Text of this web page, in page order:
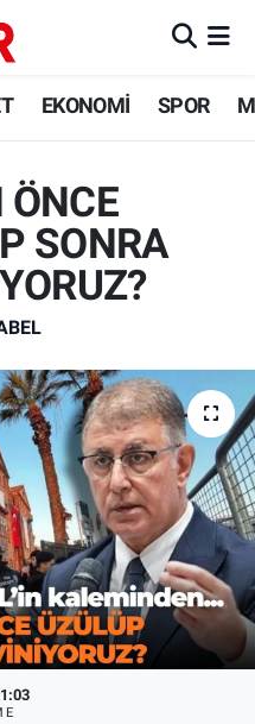
EKONOMİ SPOR
ÖNCE
SONRA
ve Fikstür